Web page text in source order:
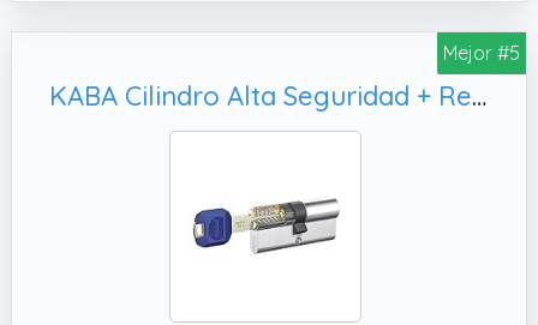
Mejor #5
KABA Cilindro Alta Seguridad + Refuerzo Lam Matrix 35X35 NIQUEL 5 Llaves LK Doble EMB+Lam